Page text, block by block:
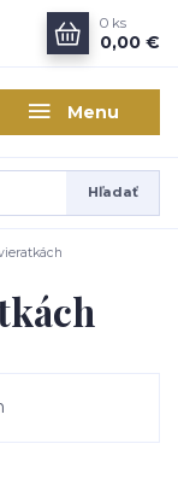
Menu
Hľadať
0 ks
0,00 €